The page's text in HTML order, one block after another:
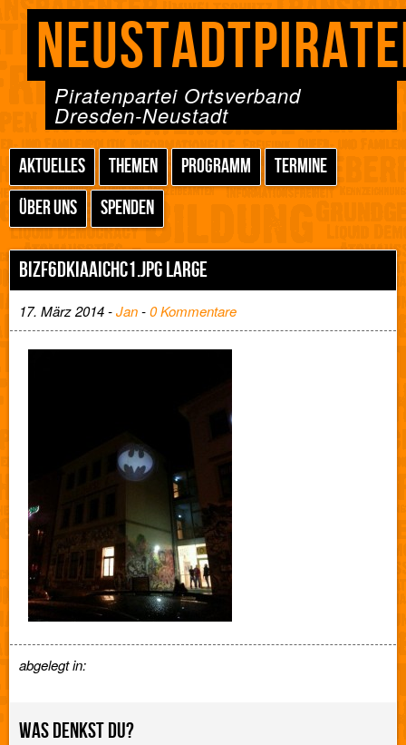
Piratenpartei Ortsverband
Dresden-Neustadt
AKTUELLES THEMEN PROGRAMM
TERMINE
ÜBER UNS
SPENDEN
BIZF6DKIAAICHC1.JPG LARGE
17. März 2014 -Jan-0 Kommentare
abgelegt in:
WAS DENKST DU?